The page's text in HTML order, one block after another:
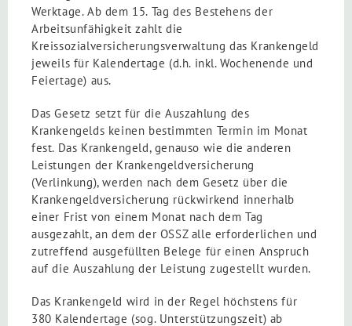
Werktage. Ab dem 15. Tag des Bestehens der
Arbeitsunfähigkeit zahlt die
Kreissozialversicherungsverwaltung das Krankengeld
jeweils für Kalendertage (d.h. inkl. Wochenende und
Feiertage) aus.
Das Gesetz setzt für die Auszahlung des
Krankengelds keinen bestimmten Termin im Monat
fest. Das Krankengeld, genauso wie die anderen
Leistungen der Krankengeldversicherung
(Verlinkung), werden nach dem Gesetz über die
Krankengeldversicherung rückwirkend innerhalb
einer Frist von einem Monat nach dem Tag
ausgezahlt, an dem der OSSZ alle erforderlichen und
zutreffend ausgefüllten Belege für einen Anspruch
auf die Auszahlung der Leistung zugestellt wurden.
Das Krankengeld wird in der Regel höchstens für
380 Kalendertage (sog. Unterstützungszeit) ab